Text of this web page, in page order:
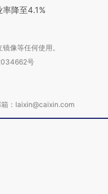
降至4.1%
像等任何使用。
号
：laixin@caixin.com